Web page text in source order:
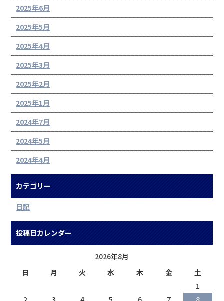
2025年6月
2025年5月
2025年4月
2025年3月
2025年2月
2025年1月
2024年7月
2024年5月
2024年4月
カテゴリー
日記
投稿日カレンダー
2026年8月
日
月 火 水 木 金
土
1
2
3 4 5 6 7 8